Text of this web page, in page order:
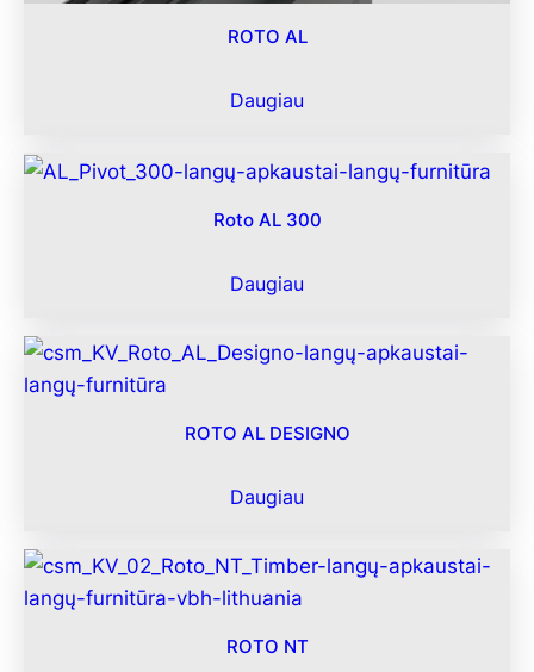
ROTO AL
Daugiau
Roto AL 300
Daugiau
ROTO AL DESIGNO
Daugiau
ROTO NT